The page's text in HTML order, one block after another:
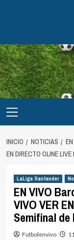
principal
INICIO NOTICIAS
EN DIRECTO OLINE
LaLiga Santander
EN VIVO
VIVO VER
Semifinal
Futbolenvivo